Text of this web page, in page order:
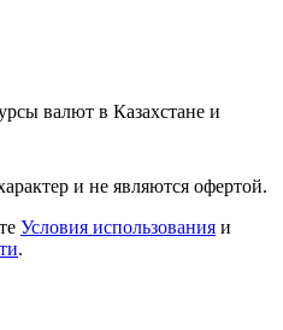
валют в Казахстане и
и не являются офертой.
Условия использования и
.